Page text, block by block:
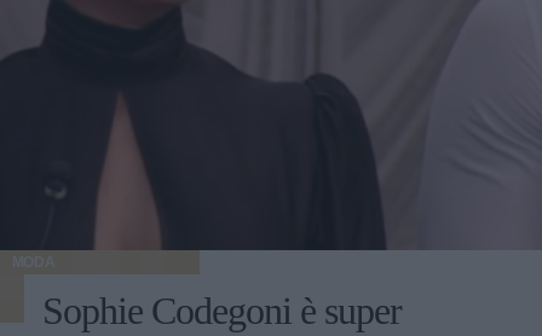
MODA
Sophie Codegoni è super